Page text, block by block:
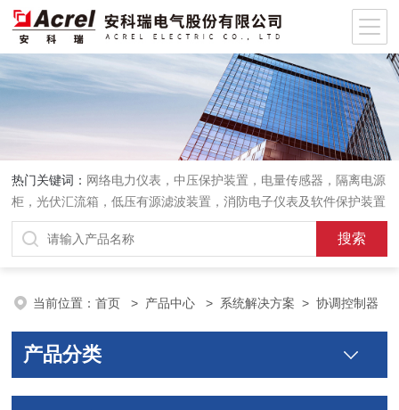
热门关键词： 网络电力仪表，中压保护装置，电量传感器，隔离电源
柜，光伏汇流箱，低压有源滤波装置，消防电子仪表及软件保护装置
当前位置：首页 > 产品中心 > 系统解决方案 >协调控制器
产品分类